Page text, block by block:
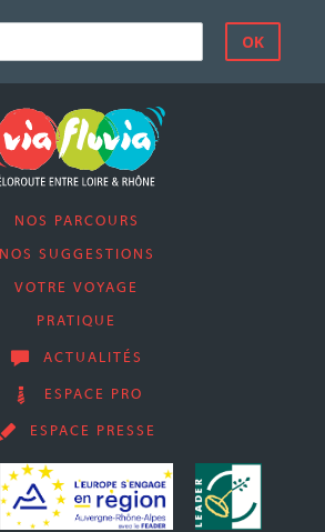
NOS PARCOURS
NOS SUGGESTIONS
VOTRE VOYAGE
PRATIQUE
ACTUALITÉS
ESPACE PRO
ESPACE PRESSE